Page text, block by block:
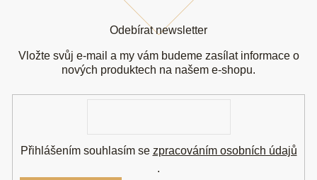
Odebírat newsletter
Vložte svůj e-mail a my vám budeme zasílat informace o
nových produktech na našem e-shopu.
Přihlášením souhlasím se zpracováním osobních údajů
.